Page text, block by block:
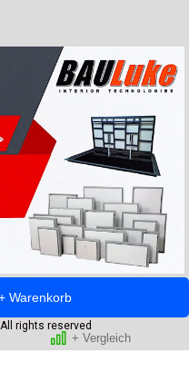
Warenkorb
+ Vergleich
rights reserved